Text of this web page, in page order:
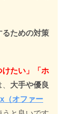
るための対策
けたい」「ホ
大手や優良
（オファー